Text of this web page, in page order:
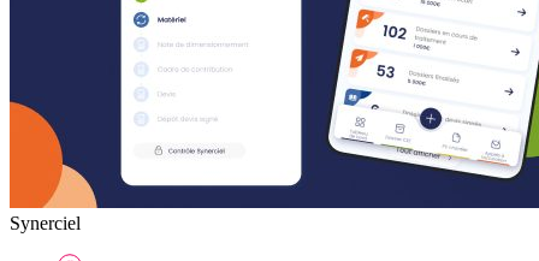
Synerciel